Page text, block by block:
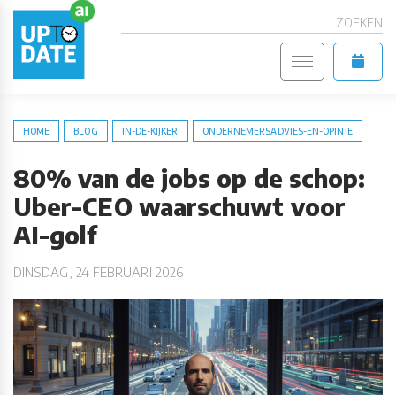
ZOEKEN
HOME BLOG IN-DE-KIJKER ONDERNEMERSADVIES-EN-OPINIE
80% van de jobs op de schop:
Uber-CEO waarschuwt voor
AI-golf
DINSDAG, 24 FEBRUARI 2026